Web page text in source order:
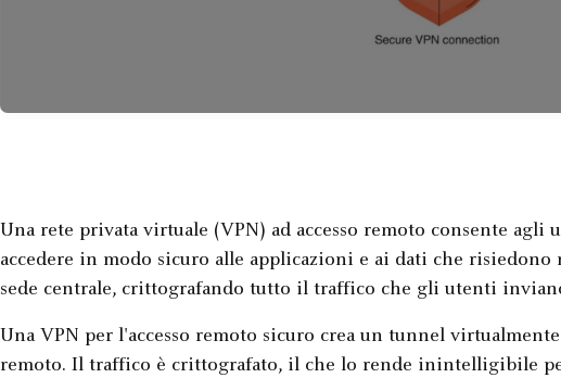
Una rete privata virtuale (VPN) ad accesso remoto consente agli
accedere in modo sicuro alle applicazioni e ai dati che risiedono
sede centrale, crittografando tutto il traffico che gli utenti
Una VPN per l'accesso remoto sicuro crea un tunnel
remoto. Il traffico è crittografato, il che lo rende inintelligibile